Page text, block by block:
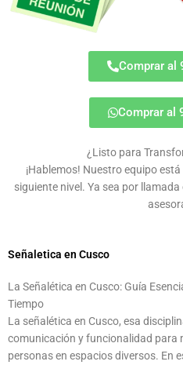
Comprar al
Comprar al
¿Listo para
¡Hablemos! Nuestro equipo
siguiente nivel. Ya sea por
Señaletica en Cusco
La Señalética en Cusco: Guía
Tiempo
La señalética en Cusco, esa
comunicación y funcionalidad para
personas en espacios diversos. En